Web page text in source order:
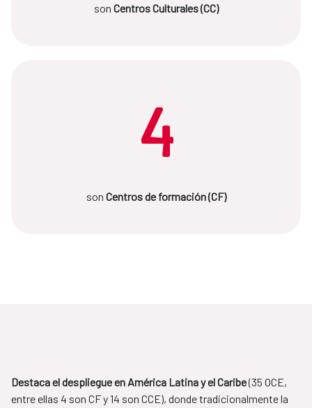
son Centros Culturales (CC)
4
son Centros de formación (CF)
Destaca el despliegue en América Latina y el Caribe(35 OCE,
entre ellas 4 son CF y 14 son CCE), donde tradicionalmente la